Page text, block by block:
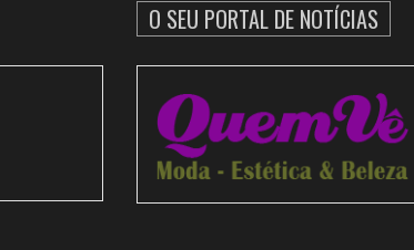
O SEU PORTAL DE NOTÍCIAS